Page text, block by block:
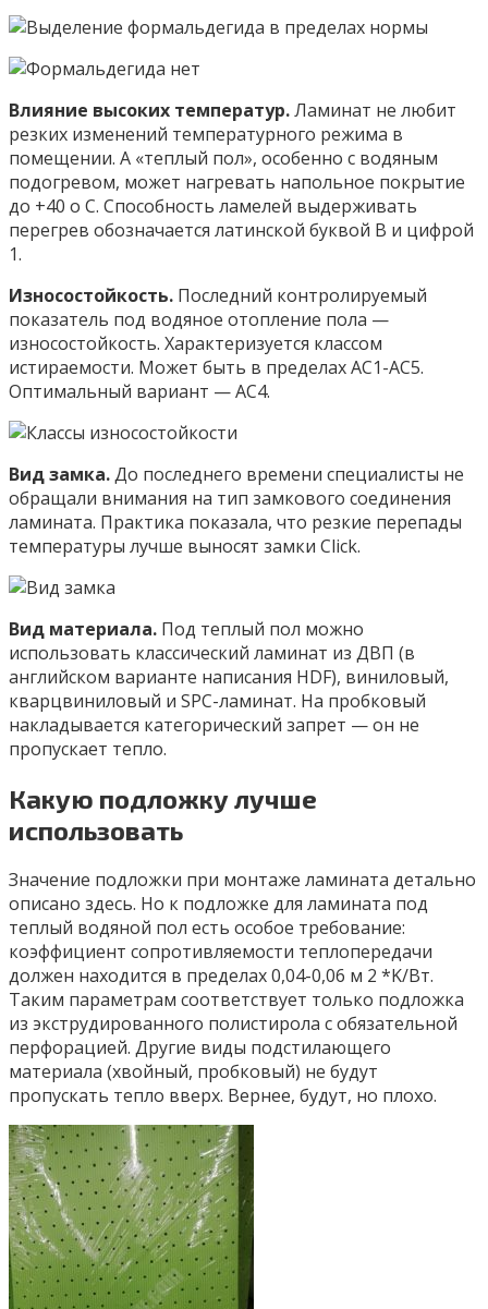
Влияние высоких температур.Ламинат не любит
резких изменений температурного режима в
помещении. А «теплый пол», особенно с водяным
подогревом, может нагревать напольное покрытие
до +40 o С. Способность ламелей выдерживать
перегрев обозначается латинской буквой В и цифрой
1.
Износостойкость. Последний контролируемый
показатель под водяное отопление пола —
износостойкость. Характеризуется классом
истираемости. Может быть в пределах АС1-АС5.
Оптимальный вариант — АС4.
Вид замка.До последнего времени специалисты не
обращали внимания на тип замкового соединения
ламината. Практика показала, что резкие перепады
температуры лучше выносят замки Click.
Вид материала. Под теплый пол можно
использовать классический ламинат из ДВП (в
английском варианте написания HDF), виниловый,
кварцвиниловый и SPC-ламинат. На пробковый
накладывается категорический запрет — он не
пропускает тепло.
Какую подложку лучше
использовать
Значение подложки при монтаже ламината детально
описано здесь. Но к подложке для ламината под
теплый водяной пол есть особое требование:
коэффициент сопротивляемости теплопередачи
должен находится в пределах 0,04-0,06 м 2 *K/Вт.
Таким параметрам соответствует только подложка
из экструдированного полистирола с обязательной
перфорацией. Другие виды подстилающего
материала (хвойный, пробковый) не будут
пропускать тепло вверх. Вернее, будут, но плохо.